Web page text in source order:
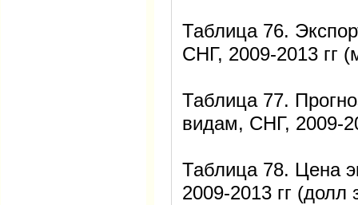
Таблица 76.
СНГ, 2009-2013 гг
Таблица 77.
видам, СНГ, 2009-
Таблица 78. Цена
2009-2013 гг (долл